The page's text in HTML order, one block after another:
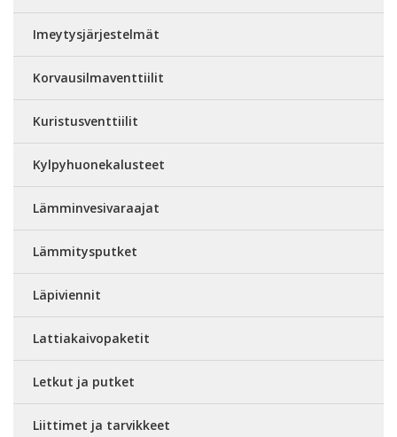
Imeytysjärjestelmät
Korvausilmaventtiilit
Kuristusventtiilit
Kylpyhuonekalusteet
Lämminvesivaraajat
Lämmitysputket
Läpiviennit
Lattiakaivopaketit
Letkut ja putket
Liittimet ja tarvikkeet